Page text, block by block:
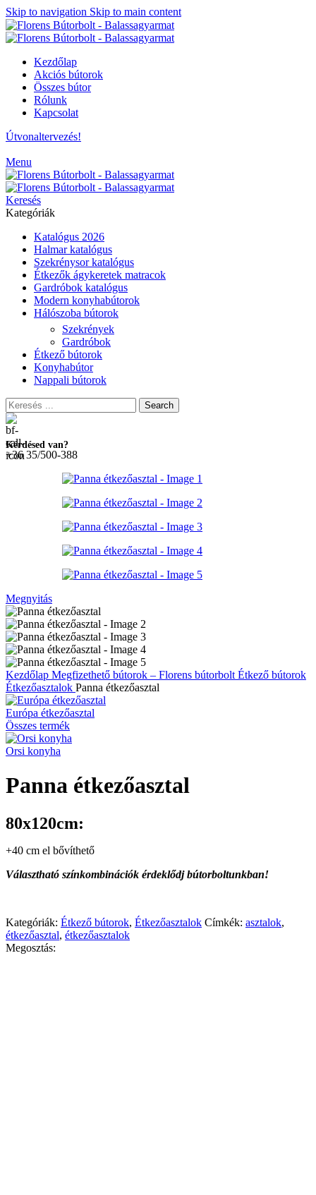
Skip to navigation Skip to main content
Kezdőlap
Akciós bútorok
Összes bútor
Rólunk
Kapcsolat
Útvonaltervezés!
Menu
Keresés
Kategóriák
Katalógus 2026
Halmar katalógus
Szekrénysor katalógus
Étkezők ágykeretek matracok
Gardróbok katalógus
Modern konyhabútorok
Hálószoba bútorok
Szekrények
Gardróbok
Étkező bútorok
Konyhabútor
Nappali bútorok
Search
Kérdésed van?
+36 35/500-388
Megnyitás
Kezdőlap Megfizethető bútorok – Florens bútorbolt Étkező bútorok
Étkezőasztalok Panna étkezőasztal
Európa étkezőasztal
Összes termék
Orsi konyha
Panna étkezőasztal
80x120cm:
+40 cm el bővíthető
Választható színkombinációk érdeklődj bútorboltunkban!
Kategóriák: Étkező bútorok, Étkezőasztalok Címkék: asztalok,
étkezőasztal, étkezőasztalok
Megosztás: